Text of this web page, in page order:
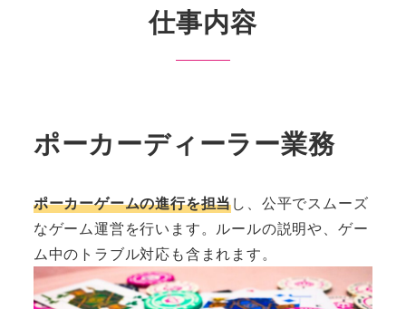
仕事内容
ポーカーディーラー業務
ポーカーゲームの進行を担当し、公平でスムーズ
なゲーム運営を行います。ルールの説明や、ゲー
ム中のトラブル対応も含まれます。